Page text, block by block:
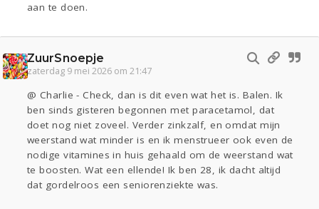
aan te doen.
ZuurSnoepje
zaterdag 9 mei 2026 om 21:47
@ Charlie - Check, dan is dit even wat het is. Balen. Ik
ben sinds gisteren begonnen met paracetamol, dat
doet nog niet zoveel. Verder zinkzalf, en omdat mijn
weerstand wat minder is en ik menstrueer ook even de
nodige vitamines in huis gehaald om de weerstand wat
te boosten. Wat een ellende! Ik ben 28, ik dacht altijd
dat gordelroos een seniorenziekte was.